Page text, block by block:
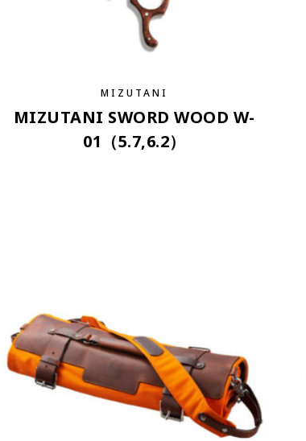
MIZUTANI
MIZUTANI SWORD WOOD W-
01（5.7,6.2）